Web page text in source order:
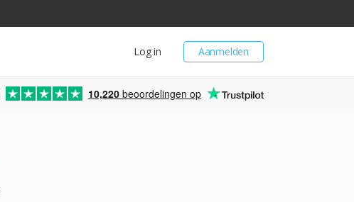
Aanmelden
Log in
10,220 beoordelingen op